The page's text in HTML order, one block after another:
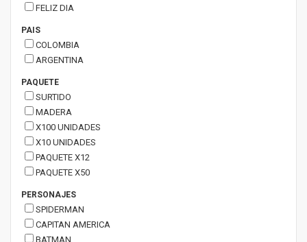
FELIZ DIA
PAIS
COLOMBIA
ARGENTINA
PAQUETE
SURTIDO
MADERA
X100 UNIDADES
X10 UNIDADES
PAQUETE X12
PAQUETE X50
PERSONAJES
SPIDERMAN
CAPITAN AMERICA
BATMAN